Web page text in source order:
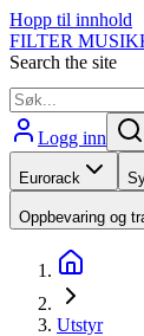
Hopp til innhold
FILTER
Search the site
Logg inn
Eurorack
Oppbevaring og
Utstyr